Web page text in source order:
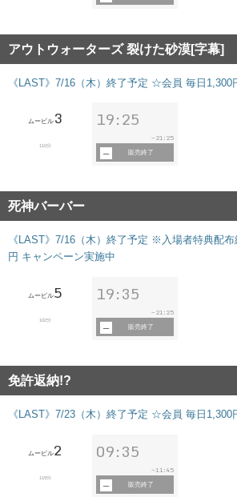
アウトウォーターズ 裂けた砂漠[字幕]
《LAST》7/16（木）終了予定 ☆会員 毎日1,300
ムービル 3
110分
19:25
~ 21:25
販売終了
死神バーバー
《LAST》7/16（木）終了予定 ※入場者特典配
円 キャンペーン実施中
ムービル5
102分
19:35
~ 21:25
販売終了
免許返納!?
《LAST》7/23（木）終了予定 ☆会員 毎日1,300
ムービル2
119分
09:35
~ 11:45
販売終了